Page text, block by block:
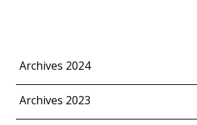
Archives 2024
Archives 2023